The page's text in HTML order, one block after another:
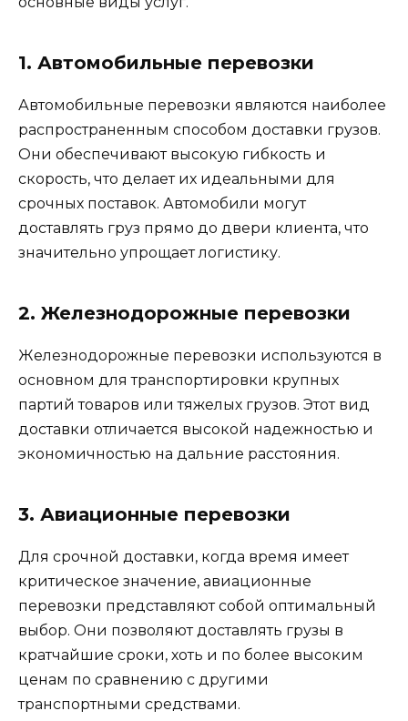
1. Автомобильные перевозки
Автомобильные перевозки являются наиболее
распространенным способом доставки грузов.
Они обеспечивают высокую гибкость и
скорость, что делает их идеальными для
срочных поставок. Автомобили могут
доставлять груз прямо до двери клиента, что
значительно упрощает логистику.
2. Железнодорожные перевозки
Железнодорожные перевозки используются в
основном для транспортировки крупных
партий товаров или тяжелых грузов. Этот вид
доставки отличается высокой надежностью и
экономичностью на дальние расстояния.
3. Авиационные перевозки
Для срочной доставки, когда время имеет
критическое значение, авиационные
перевозки представляют собой оптимальный
выбор. Они позволяют доставлять грузы в
кратчайшие сроки, хоть и по более высоким
ценам по сравнению с другими
транспортными средствами.